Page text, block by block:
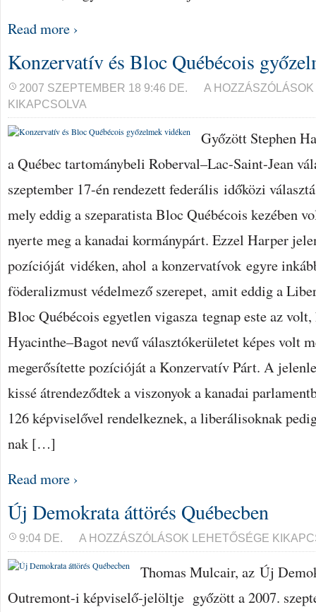
Read more ›
Konzervatív és Bloc Québécois
2007 SZEPTEMBER 18 9:46 DE.
KONZERVATÍV
QUÉBÉCOIS
VIDÉKEN
BEJEGYZÉSHEZ
A
KIKAPCSOLVA
Győzött Stephen
a Québec tartománybeli Roberval–Lac-Saint-Jean
szeptember 17-én rendezett federális időközi
mely eddig a szeparatista Bloc Québécois kezében
nyerte meg a kanadai kormánypárt. Ezzel Harper
pozícióját vidéken, ahol a konzervatívok egyre
föderalizmust védelmező szerepet, amit eddig a
Bloc Québécois egyetlen vigasza tegnap este az
Hyacinthe–Bagot nevű választókerületet képes volt
megerősítette pozícióját a Konzervatív Párt. A
kissé átrendeződtek a viszonyok a kanadai
126 képviselővel rendelkeznek, a liberálisoknak
nak […]
Read more ›
Új Demokrata áttörés Québecben
9:04 DE.
ÚJ
QUÉBECBEN
A HOZZÁSZÓLÁSOK LEHETŐSÉGE
Thomas Mulcair, az Új
Outremont-i képviselő-jelöltje győzött a 2007.